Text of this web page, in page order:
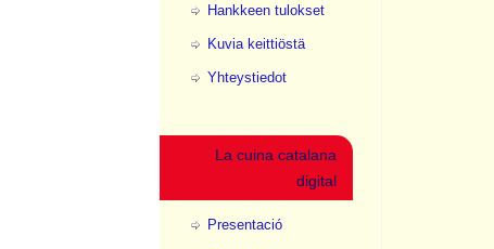
Hankkeen tulokset
Kuvia keittiöstä
Yhteystiedot
La cuina catalana
digital
Presentació